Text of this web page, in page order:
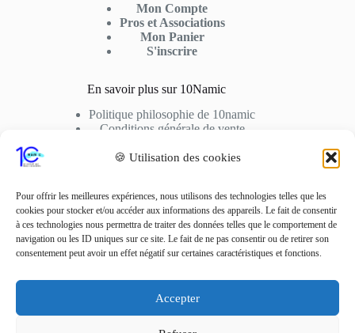
🍪 Utilisation des cookies
Pour offrir les meilleures expériences, nous utilisons des technologies telles que les
cookies pour stocker et/ou accéder aux informations des appareils. Le fait de consentir
à ces technologies nous permettra de traiter des données telles que le comportement de
navigation ou les ID uniques sur ce site. Le fait de ne pas consentir ou de retirer son
consentement peut avoir un effet négatif sur certaines caractéristiques et fonctions.
Accepter
Mon Compte
Pros et Associations
Mon Panier
S'inscrire
En savoir plus sur 10Namic
Politique philosophie de 10namic
Conditions générale de vente
Cookies
Nous Contactez
Adresse: 10fusio – 74500 PUBLIER
Contact: +33 6 01 62 51 02
contact10fusio@gmail.com
Réseaux sociaux